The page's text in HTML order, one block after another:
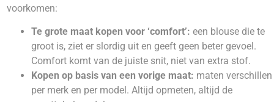
voorkomen:
Te grote maat kopen voor ‘comfort’: een blouse die te
groot is, ziet er slordig uit en geeft geen beter gevoel.
Comfort komt van de juiste snit, niet van extra stof.
Kopen op basis van een vorige maat: maten verschillen
per merk en per model. Altijd opmeten, altijd de